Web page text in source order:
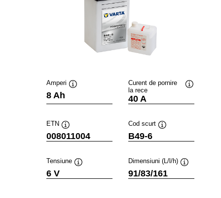
Amperi
8 Ah
Curent de pornire
la rece
40 A
ETN
Tooltip
008011004
Cod scurt
B49-6
Tensiune
6 V
Dimensiuni (L/l/h)
91/83/161